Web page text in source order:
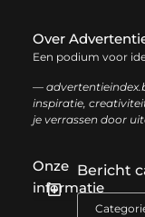
Over
Een podium voor
—
inspiratie,
je verrassen door
Onze
informatie
Bericht